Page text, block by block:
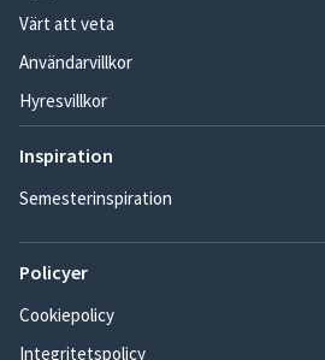
Värt att veta
Användarvillkor
Hyresvillkor
Inspiration
Semesterinspiration
Policyer
Cookiepolicy
Integritetspolicy